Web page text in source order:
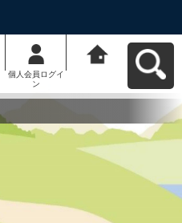
個人会員ログイ
ン
る